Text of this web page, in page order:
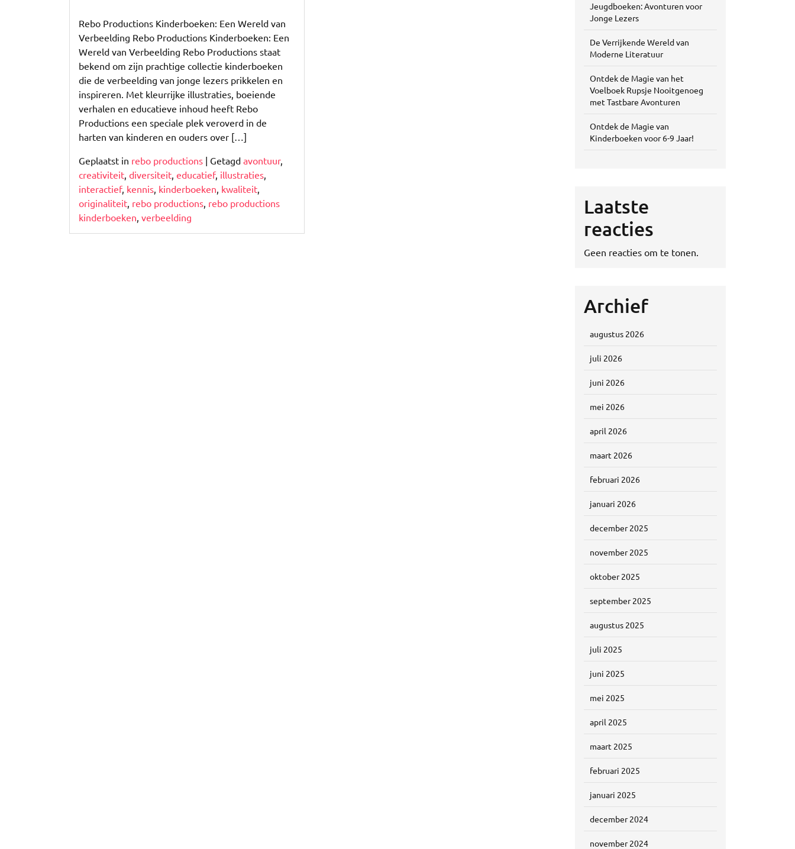
de
Verbeelding
met
Rebo
Productions
Kinderboeken
Rebo Productions Kinderboeken: Een Wereld van
Verbeelding Rebo Productions Kinderboeken: Een
Wereld van Verbeelding Rebo Productions staat
bekend om zijn prachtige collectie kinderboeken
die de verbeelding van jonge lezers prikkelen en
inspireren. Met kleurrijke illustraties, boeiende
verhalen en educatieve inhoud heeft Rebo
Productions een speciale plek veroverd in de
harten van kinderen en ouders over […]
Geplaatst in rebo productions | Getagd avontuur,
creativiteit, diversiteit, educatief, illustraties,
interactief, kennis, kinderboeken, kwaliteit,
originaliteit, rebo productions, rebo productions
kinderboeken, verbeelding
Jeugdboeken: Avonturen voor
Jonge Lezers
De Verrijkende Wereld van
Moderne Literatuur
Ontdek de Magie van het
Voelboek Rupsje Nooitgenoeg
met Tastbare Avonturen
Ontdek de Magie van
Kinderboeken voor 6-9 Jaar!
Laatste
reacties
Geen reacties om te tonen.
Archief
augustus 2026
juli 2026
juni 2026
mei 2026
april 2026
maart 2026
februari 2026
januari 2026
december 2025
november 2025
oktober 2025
september 2025
augustus 2025
juli 2025
juni 2025
mei 2025
april 2025
maart 2025
februari 2025
januari 2025
december 2024
november 2024